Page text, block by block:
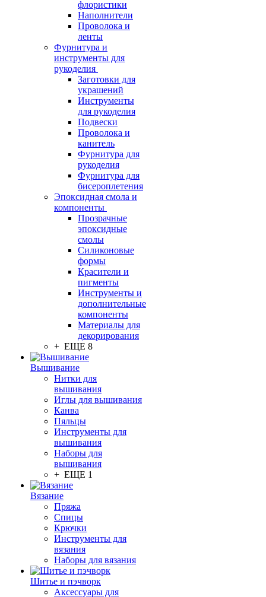
флористики
Наполнители
Проволока и
ленты
Фурнитура и
инструменты для
рукоделия
Заготовки для
украшений
Инструменты
для рукоделия
Подвески
Проволока и
канитель
Фурнитура для
рукоделия
Фурнитура для
бисероплетения
Эпоксидная смола и
компоненты
Прозрачные
эпоксидные
смолы
Силиконовые
формы
Красители и
пигменты
Инструменты и
дополнительные
компоненты
Материалы для
декорирования
+ ЕЩЕ 8
Вышивание
Нитки для
вышивания
Иглы для вышивания
Канва
Пяльцы
Инструменты для
вышивания
Наборы для
вышивания
+ ЕЩЕ 1
Вязание
Пряжа
Спицы
Крючки
Инструменты для
вязания
Наборы для вязания
Шитье и пэчворк
Аксессуары для